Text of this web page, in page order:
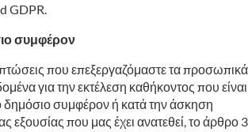
GDPR.
συμφέρον
που επεξεργαζόμαστε τα προσωπικά
για την εκτέλεση καθήκοντος που είναι
δημόσιο συμφέρον ή κατά την άσκηση
εξουσίας που μας έχει ανατεθεί, το άρθρο 3